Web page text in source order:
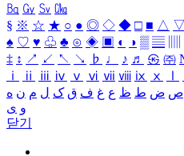
㏃ ㏉ ㏜ ㏆
§ ※ ☆ ★ ○ ● ◎ ◇ ◆ □ ■ △ ▽
♠ ♡ ♥ ♧ ♣ ⊙ ◈ ▣ ◐ ◑ ▒ ▤
‡ ↕ ↗ ↙ ↖ ↘ ♭ ♩ ♪ ♬ ㉿ ㈜
ⅰ
ⅱ ⅲ ⅳ ⅴ ⅵ ⅶ ⅷ ⅸ ⅹ
ص ض ط ظ ع غ ف ق ک ل م ن ه
و ی
닫기